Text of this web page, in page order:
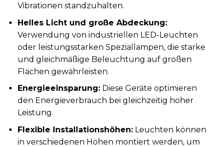
Vibrationen standzuhalten.
Helles Licht und große Abdeckung:
Verwendung von industriellen LED-Leuchten
oder leistungsstarken Speziallampen, die starke
und gleichmäßige Beleuchtung auf großen
Flächen gewährleisten.
Energieeinsparung:Diese Geräte optimieren
den Energieverbrauch bei gleichzeitig hoher
Leistung.
Flexible Installationshöhen:Leuchten können
in verschiedenen Höhen montiert werden, um